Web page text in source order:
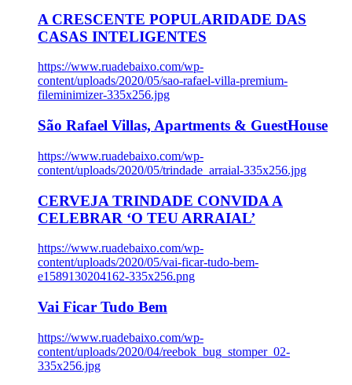
A CRESCENTE POPULARIDADE DAS
CASAS INTELIGENTES
https://www.ruadebaixo.com/wp-
content/uploads/2020/05/sao-rafael-villa-premium-
fileminimizer-335x256.jpg
São Rafael Villas, Apartments & GuestHouse
https://www.ruadebaixo.com/wp-
content/uploads/2020/05/trindade_arraial-335x256.jpg
CERVEJA TRINDADE CONVIDA A
CELEBRAR ‘O TEU ARRAIAL’
https://www.ruadebaixo.com/wp-
content/uploads/2020/05/vai-ficar-tudo-bem-
e1589130204162-335x256.png
Vai Ficar Tudo Bem
https://www.ruadebaixo.com/wp-
content/uploads/2020/04/reebok_bug_stomper_02-
335x256.jpg